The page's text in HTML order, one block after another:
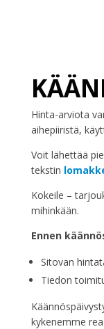
Hinta-arviota
aihepiiristä,
Voit lähettää
tekstin
Kokeile –
mihinkään.
Ennen
Sitovan
Tiedon
kykenemme